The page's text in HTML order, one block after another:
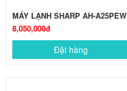
MÁY LẠNH SHARP AH-A25PEW
8,050,000đ
Đặt hàng